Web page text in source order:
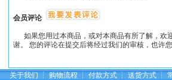
会员评论
如果您用过本商品，或对本商品有所了解，欢
谢。 您的评论在提交后将经过我们的审核，也许
关于我们 ┆ 购物流程 ┆ 付款方式 ┆ 送货方式 ┆